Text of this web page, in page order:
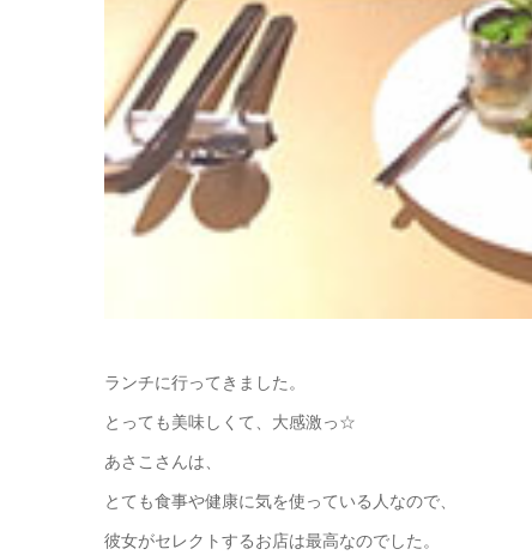
ランチに行ってきました。
とっても美味しくて、大感激っ☆
あさこさんは、
とても食事や健康に気を使っている人なので、
彼女がセレクトするお店は最高なのでした。